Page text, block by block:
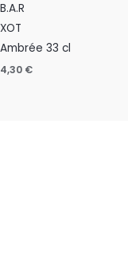
B.A.R
XOT
Ambrée 33 cl
4,30 €